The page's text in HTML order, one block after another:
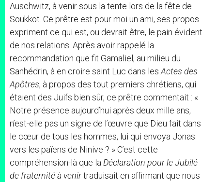
Auschwitz, à venir sous la tente lors de la fête de
Soukkot. Ce prêtre est pour moi un ami, ses propos
expriment ce qui est, ou devrait être, le pain évident
de nos relations. Après avoir rappelé la
recommandation que fit Gamaliel, au milieu du
Sanhédrin, à en croire saint Luc dans les Actes des
Apôtres, à propos des tout premiers chrétiens, qui
étaient des Juifs bien sûr, ce prêtre commentait : «
Notre présence aujourd’hui après deux mille ans,
n’est-elle pas un signe de l’œuvre que Dieu fait dans
le cœur de tous les hommes, lui qui envoya Jonas
vers les païens de Ninive ? » C’est cette
compréhension-là que la Déclaration pour le Jubilé
de fraternité à venirtraduisait en affirmant que nous